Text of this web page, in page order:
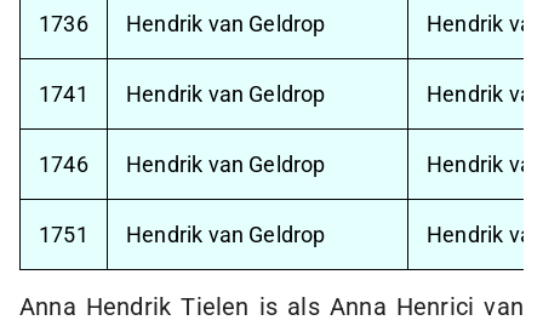
1736 Hendrik van Geldrop Hendrik
1741 Hendrik van Geldrop Hendrik
1746 Hendrik van Geldrop Hendrik
1751 Hendrik van Geldrop Hendrik
Anna Hendrik Tielen is als Anna Henrici van